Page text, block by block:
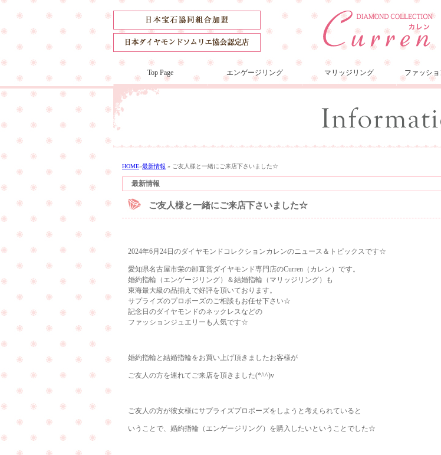
Top Page エンゲージリング マリッジリング ファッシ
HOME»最新情報 » ご友人様と一緒にご来店下さいました☆
最新情報
ご友人様と一緒にご来店下さいました☆
2024年6月24日のダイヤモンドコレクションカレンのニュース＆トピックスです☆
愛知県名古屋市栄の卸直営ダイヤモンド専門店のCurren（カレン）です。
婚約指輪（エンゲージリング）＆結婚指輪（マリッジリング）も
東海最大級の品揃えで好評を頂いております。
サプライズのプロポーズのご相談もお任せ下さい☆
記念日のダイヤモンドのネックレスなどの
ファッションジュエリーも人気です☆
婚約指輪と結婚指輪をお買い上げ頂きましたお客様が
ご友人の方を連れてご来店を頂きました(*^^)v
ご友人の方が彼女様にサプライズプロポーズをしようと考えられていると
いうことで、婚約指輪（エンゲージリング）を購入したいということでした☆